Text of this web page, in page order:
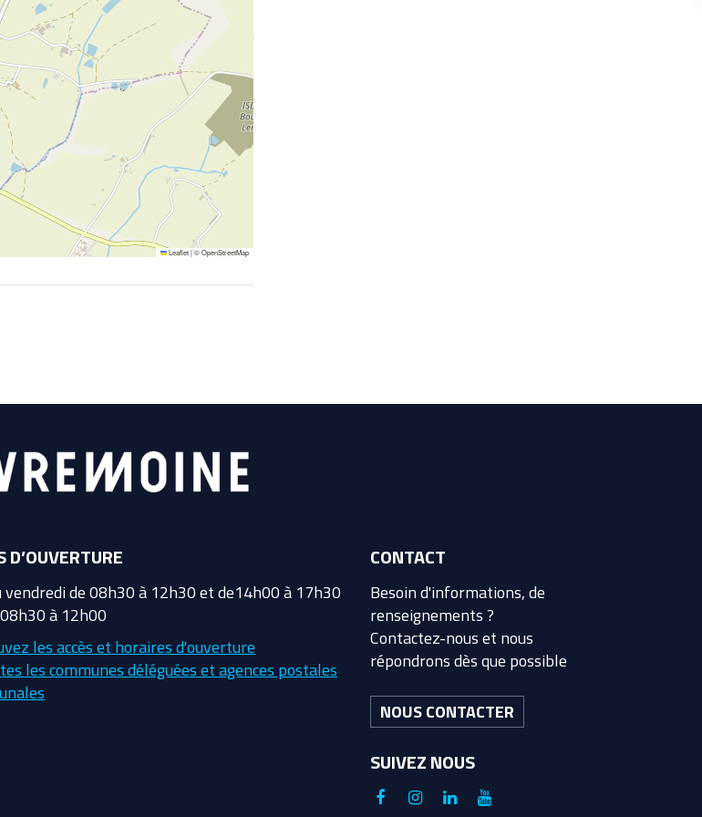
Leaflet|©OpenStreetMap
D’OUVERTURE
vendredi de 08h30 à 12h30 et de14h00 à 17h30
à 12h00
les accès et horaires d'ouverture
les communes déléguées et agences postales
CONTACT
Besoin d'informations, de
renseignements ?
Contactez-nous et nous
répondrons dès que possible
NOUS CONTACTER
SUIVEZ NOUS
Lien Lien Lien Lien